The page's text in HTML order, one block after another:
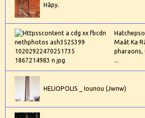
Hâpy.
Maât Ka
pharaons,
...
HELIOPOLIS _ Iounou (Jwnw)